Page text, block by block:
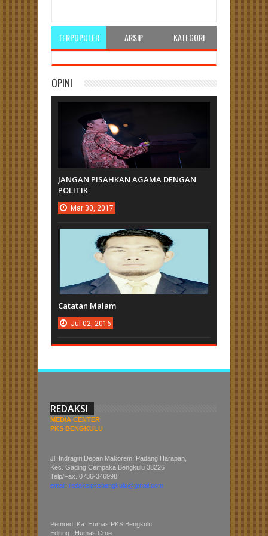
TERPOPULER ARSIP KATEGORI
OPINI
JANGAN PISAHKAN AGAMA DENGAN
POLITIK
Mar 30, 2017
Catatan Malam
Jul 02, 2016
REDAKSI
MEDIA CENTER
PKS BENGKULU
Jl. Indragiri Depan Makorem, Padang Harapan,
Kec. Gading Cempaka Bengkulu 38226
Telp/Fax. 0736-346998
email: redaksipksbengkulu@gmail.com
Pemred: Ka. Humas PKS Bengkulu
Editing : Humas Crue